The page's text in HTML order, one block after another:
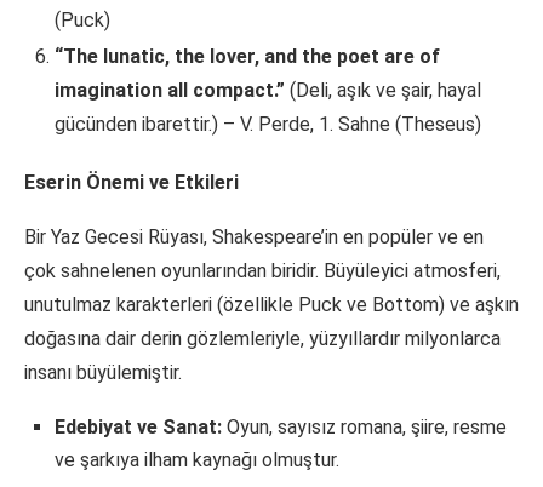
(Puck)
“The lunatic, the lover, and the poet are of
imagination all compact.” (Deli, aşık ve şair, hayal
gücünden ibarettir.) – V. Perde, 1. Sahne (Theseus)
Eserin Önemi ve Etkileri
Bir Yaz Gecesi Rüyası, Shakespeare’in en popüler ve en
çok sahnelenen oyunlarından biridir. Büyüleyici atmosferi,
unutulmaz karakterleri (özellikle Puck ve Bottom) ve aşkın
doğasına dair derin gözlemleriyle, yüzyıllardır milyonlarca
insanı büyülemiştir.
Edebiyat ve Sanat: Oyun, sayısız romana, şiire, resme
ve şarkıya ilham kaynağı olmuştur.